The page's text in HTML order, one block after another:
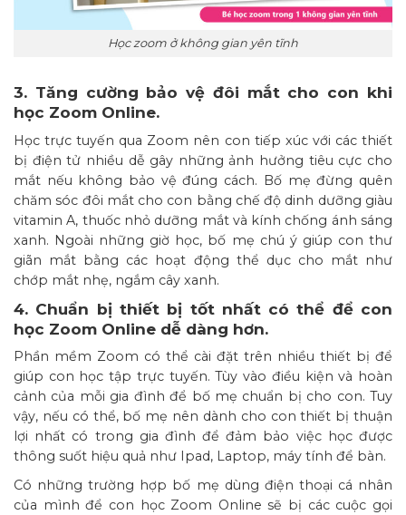
Học zoom ở không gian yên tĩnh
3. Tăng cường bảo vệ đôi mắt cho con khi
học Zoom Online.
Học trực tuyến qua Zoom nên con tiếp xúc với các thiết
bị điện tử nhiều dễ gây những ảnh hưởng tiêu cực cho
mắt nếu không bảo vệ đúng cách. Bố mẹ đừng quên
chăm sóc đôi mắt cho con bằng chế độ dinh dưỡng giàu
vitamin A, thuốc nhỏ dưỡng mắt và kính chống ánh sáng
xanh. Ngoài những giờ học, bố mẹ chú ý giúp con thư
giãn mắt bằng các hoạt động thể dục cho mắt như
chớp mắt nhẹ, ngắm cây xanh.
4. Chuẩn bị thiết bị tốt nhất có thể để con
học Zoom Online dễ dàng hơn.
Phần mềm Zoom có thể cài đặt trên nhiều thiết bị để
giúp con học tập trực tuyến. Tùy vào điều kiện và hoàn
cảnh của mỗi gia đình để bố mẹ chuẩn bị cho con. Tuy
vậy, nếu có thể, bố mẹ nên dành cho con thiết bị thuận
lợi nhất có trong gia đình để đảm bảo việc học được
thông suốt hiệu quả như Ipad, Laptop, máy tính để bàn.
Có những trường hợp bố mẹ dùng điện thoại cá nhân
của mình để con học Zoom Online sẽ bị các cuộc gọi